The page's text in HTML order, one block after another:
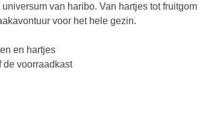
van haribo. Van hartjes tot fruitgom
voor het hele gezin.
en hartjes
de voorraadkast